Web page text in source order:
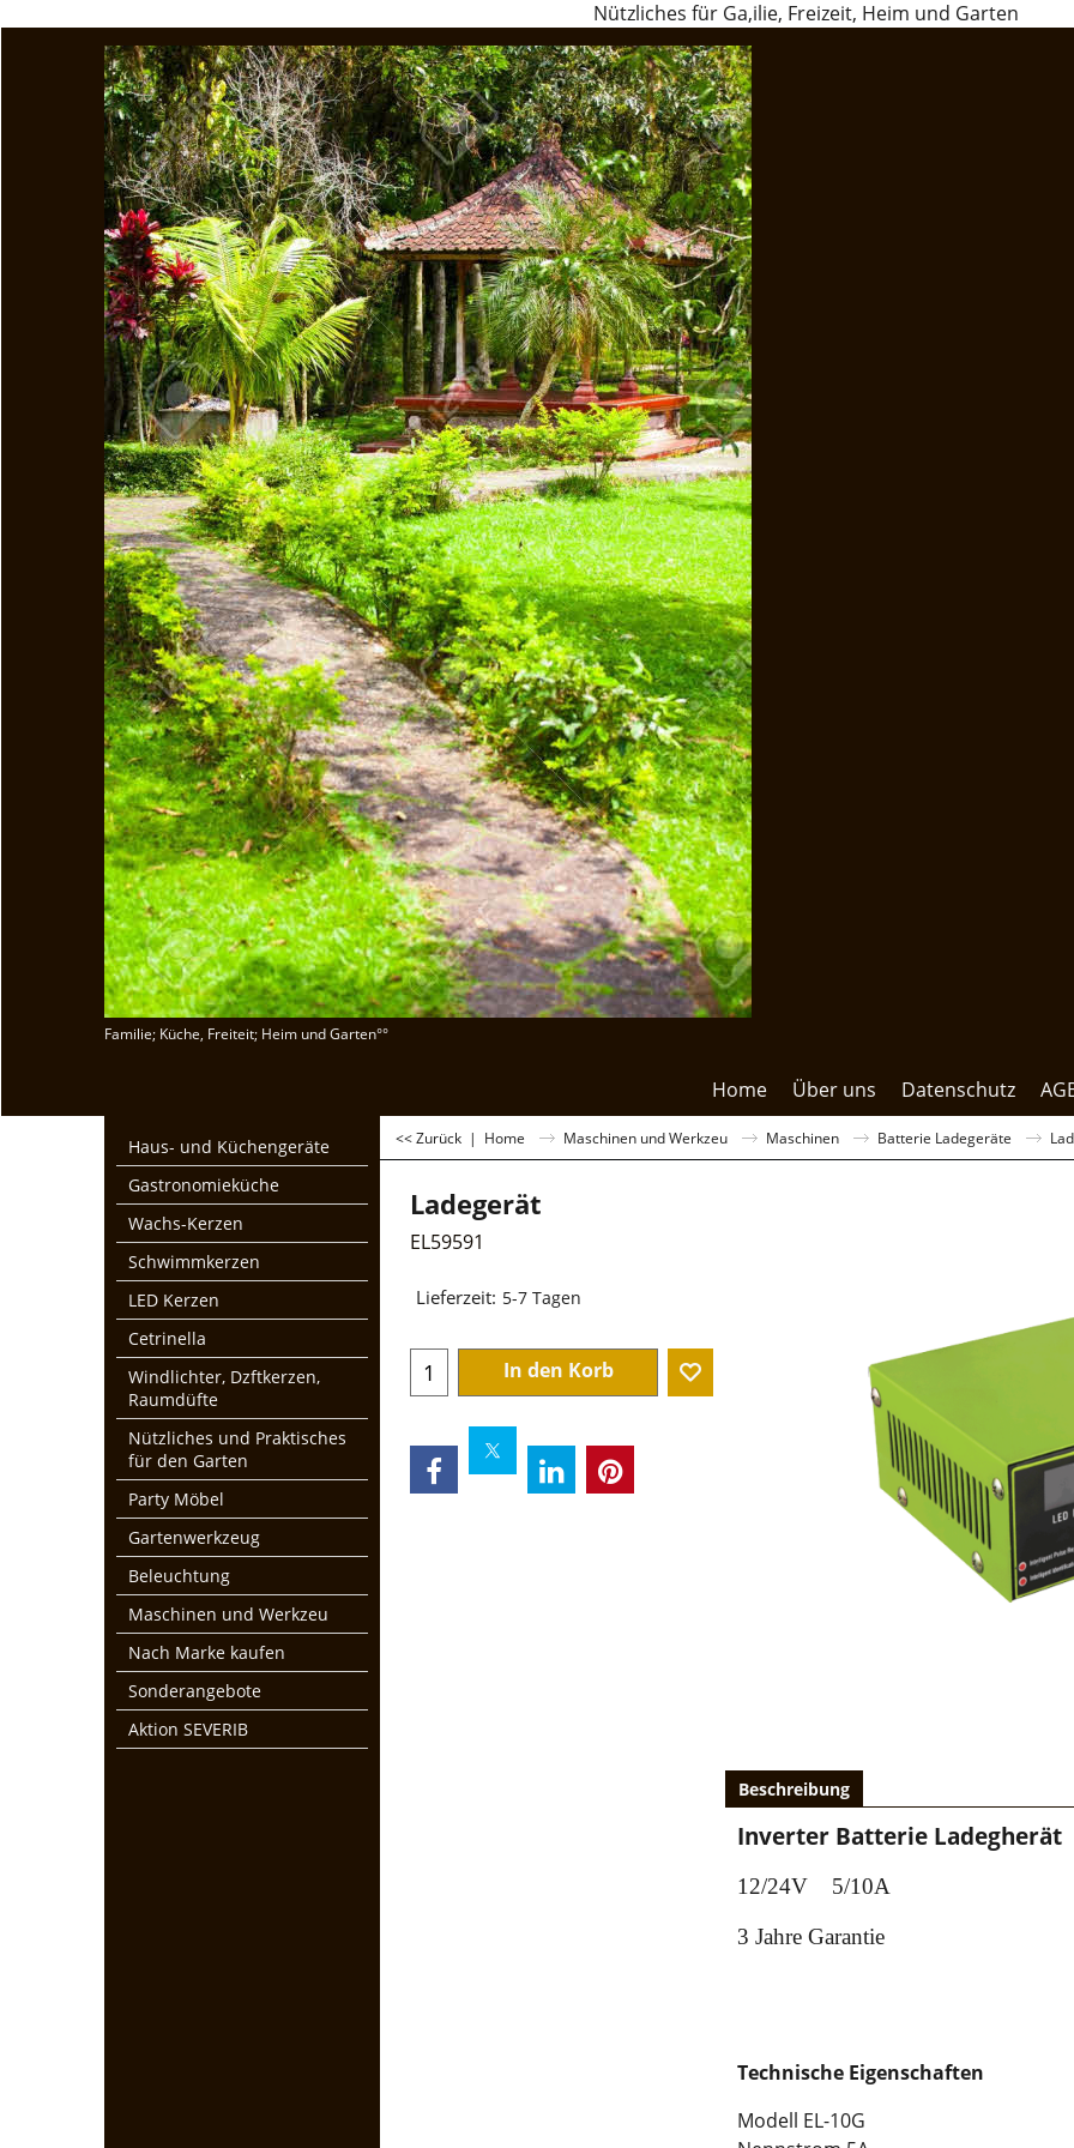
Nützliches für Ga,ilie, Freizeit, Heim und Garten
Familie; Küche, Freiteit; Heim und Garten°°
Home Über uns Datenschutz
Haus- und Küchengeräte
Gastronomieküche
Wachs-Kerzen
Schwimmkerzen
LED Kerzen
Cetrinella
Windlichter, Dzftkerzen,
Raumdüfte
Nützliches und Praktisches
für den Garten
Party Möbel
Gartenwerkzeug
Beleuchtung
Maschinen und Werkzeu
Nach Marke kaufen
Sonderangebote
Aktion SEVERIB
<< Zurück | Home Maschinen und Werkzeu Maschinen Batterie Ladegeräte
Ladegerät
EL59591
€29.95
Lieferzeit: 5-7 Tagen
In den Korb
Beschreibung
Inverter Batterie Ladegherät
12/24V 5/10A
3 Jahre Garantie
Technische Eigenschaften
Modell EL-10G